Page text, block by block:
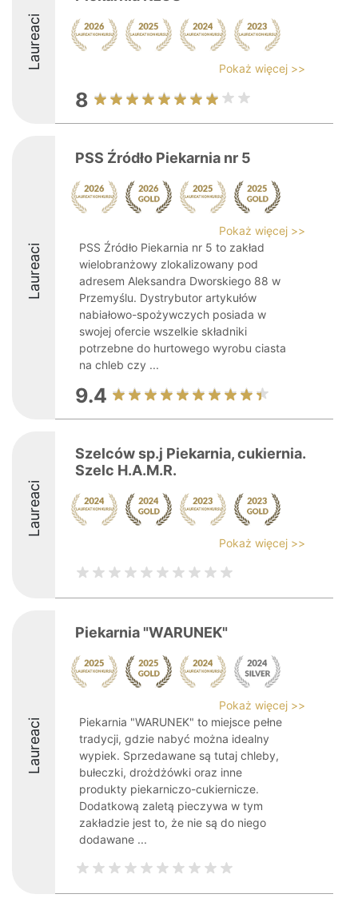
Laureaci Pokaż więcej >>
8
Laureaci
PSS Źródło Piekarnia nr 5
Pokaż więcej >>
PSS Źródło Piekarnia nr 5 to zakład
wielobranżowy zlokalizowany pod
adresem Aleksandra Dworskiego 88 w
Przemyślu. Dystrybutor artykułów
nabiałowo-spożywczych posiada w
swojej ofercie wszelkie składniki
potrzebne do hurtowego wyrobu ciasta
na chleb czy ...
9.4
Laureaci
Szelców sp.j Piekarnia, cukiernia.
Szelc H.A.M.R.
Pokaż więcej >>
Laureaci
Piekarnia "WARUNEK"
Pokaż więcej >>
Piekarnia "WARUNEK" to miejsce pełne
tradycji, gdzie nabyć można idealny
wypiek. Sprzedawane są tutaj chleby,
bułeczki, drożdżówki oraz inne
produkty piekarniczo-cukiernicze.
Dodatkową zaletą pieczywa w tym
zakładzie jest to, że nie są do niego
dodawane ...